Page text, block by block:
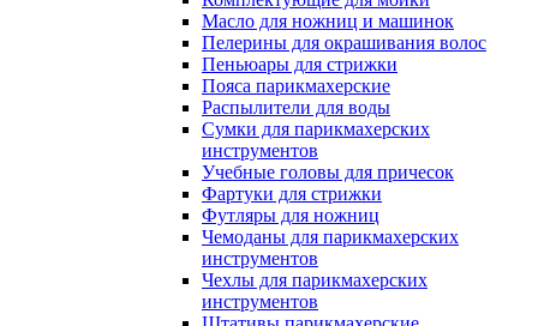
Масло для ножниц и машинок
Пелерины для окрашивания волос
Пеньюары для стрижки
Пояса парикмахерские
Распылители для воды
Сумки для парикмахерских
инструментов
Учебные головы для причесок
Фартуки для стрижки
Футляры для ножниц
Чемоданы для парикмахерских
инструментов
Чехлы для парикмахерских
инструментов